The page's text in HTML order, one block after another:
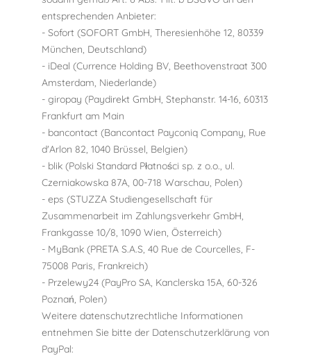
entsprechenden Anbieter:
- Sofort (SOFORT GmbH, Theresienhöhe 12, 80339
München, Deutschland)
- iDeal (Currence Holding BV, Beethovenstraat 300
Amsterdam, Niederlande)
- giropay (Paydirekt GmbH, Stephanstr. 14-16, 60313
Frankfurt am Main
- bancontact (Bancontact Payconiq Company, Rue
d'Arlon 82, 1040 Brüssel, Belgien)
- blik (Polski Standard Płatności sp. z o.o., ul.
Czerniakowska 87A, 00-718 Warschau, Polen)
- eps (STUZZA Studiengesellschaft für
Zusammenarbeit im Zahlungsverkehr GmbH,
Frankgasse 10/8, 1090 Wien, Österreich)
- MyBank (PRETA S.A.S, 40 Rue de Courcelles, F-
75008 Paris, Frankreich)
- Przelewy24 (PayPro SA, Kanclerska 15A, 60-326
Poznań, Polen)
Weitere datenschutzrechtliche Informationen
entnehmen Sie bitte der Datenschutzerklärung von
PayPal: